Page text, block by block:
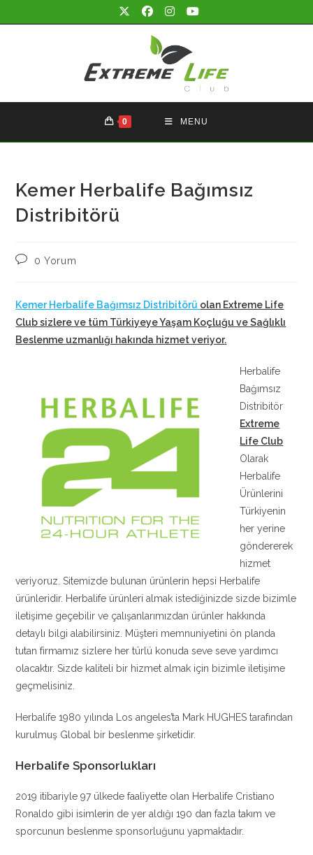
to
0 MENU
Kemer Herbalife Bağımsız
Distribitörü
Post0 Yorum
Kemer Herbalife Bağımsız Distribitörü olan Extreme Life
Club sizlere ve tüm Türkiyeye Yaşam Koçluğu ve Sağlıklı
Beslenme uzmanlığı hakında hizmet veriyor.
Herbalife
Bağımsız
Distribitör
Extreme
Life Club
Olarak
Herbalife
Ürünlerini
Türkiyenin
her yerine
göndererek
hizmet
veriyoruz. Sitemizde bulunan ürünlerin hepsi Herbalife
ürünleridir. Herbalife ürünleri almak istediğinizde sizde bizimle
iletişime geçebilir ve çalışanlarımızdan ürünler hakkında
detaylı bilgi alabilirsiniz. Müşteri memnuniyetini ön planda
tutan firmamız sizlere her türlü konuda seve seve yardımcı
olacaktır. Sizde kaliteli bir hizmet almak için bizimle iletişime
geçmelisiniz.
Herbalife 1980 yılında Los angeles’ta Mark HUGHES tarafından
kurulmuş Global bir beslenme şirketidir.
Herbalife Sponsorlukları
2019 itibariyle 97 ülkede faaliyette olan Herbalife Cristiano
Ronaldo gibi isimlerin de yer aldığı 190 dan fazla takım ve
sporcunun beslenme sponsorluğunu yapmaktadır.